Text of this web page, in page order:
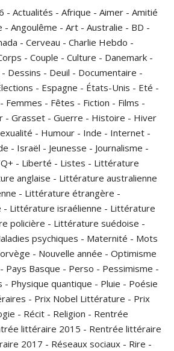
- Actualités - Afrique - Aimer - Amitié
- Angoulême - Art - Australie - BD -
- Cerveau - Charlie Hebdo -
- Couple - Culture - Danemark -
- Dessins - Deuil - Documentaire -
- Espagne - États-Unis - Eté -
- Femmes - Fêtes - Fiction - Films -
- Grasset - Guerre - Histoire - Hiver
- Humour - Inde - Internet -
- Israël - Jeunesse - Journalisme -
- Liberté - Listes - Littérature
anglaise - Littérature australienne
- Littérature étrangère -
- Littérature israélienne - Littérature
policière - Littérature suédoise -
psychiques - Maternité - Mots
- Nouvelle année - Optimisme
- Pays Basque - Perso - Pessimisme -
- Physique quantique - Pluie - Poésie
- Prix Nobel Littérature - Prix
- Récit - Religion - Rentrée
littéraire 2015 - Rentrée littéraire
2017 - Réseaux sociaux - Rire -